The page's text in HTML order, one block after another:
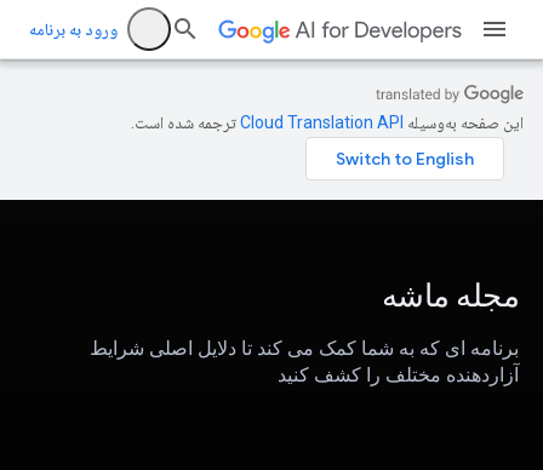
ورود به برنامه
این صفحه به‌وسیله ترجمه شده است.
مجله ماشه
برنامه ای که به شما کمک می کند تا دلایل اصلی شرایط
آزاردهنده مختلف را کشف کنید